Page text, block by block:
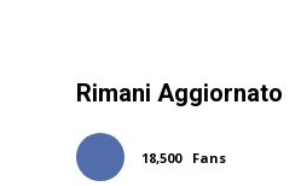
Rimani Aggiornato
18,500 Fans